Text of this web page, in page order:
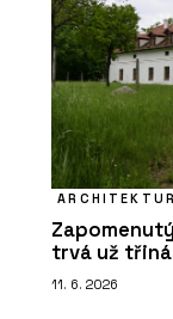
trvá už
11. 6. 2026